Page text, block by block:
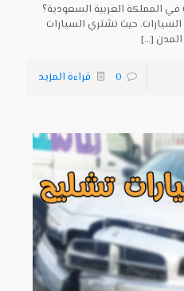
المملكة العربية السعودية؟
حيث نشتري السيارات
[…]
0 قراءة المزيد